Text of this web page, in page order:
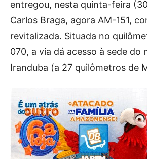
entregou, nesta quinta-feira
Carlos Braga, agora AM-151,
revitalizada. Situada no
070, a via dá acesso à sede do
Iranduba (a 27 quilômetros de